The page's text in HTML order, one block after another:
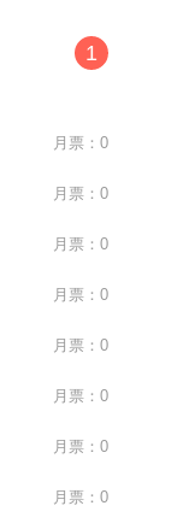
1
月票：0
月票：0
月票：0
月票：0
月票：0
月票：0
月票：0
月票：0